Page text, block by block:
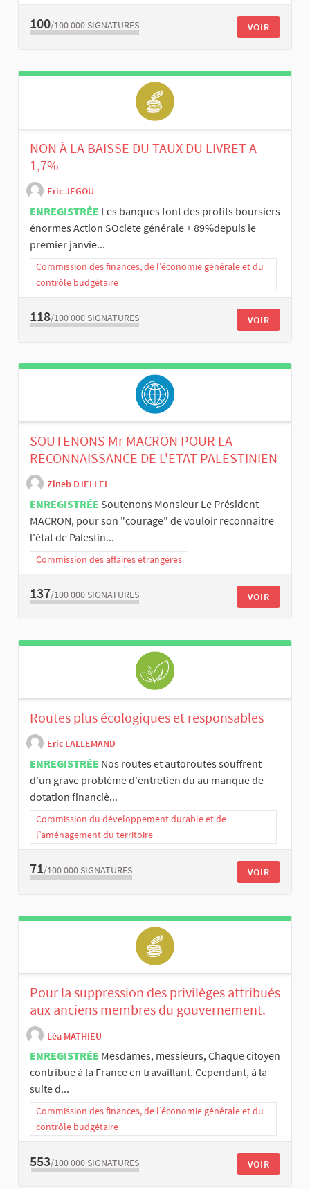
100/100 000 SIGNATURES VOIR
NON À LA BAISSE DU TAUX DU LIVRET A
1,7%
Eric JEGOU
ENREGISTRÉE Les banques font des profits boursiers
énormes Action SOciete générale + 89%depuis le
premier janvie...
Commission des finances, de l’économie générale et du
contrôle budgétaire
118/100 000 SIGNATURES VOIR
SOUTENONS Mr MACRON POUR LA
RECONNAISSANCE DE L'ETAT PALESTINIEN
Zineb DJELLEL
ENREGISTRÉE Soutenons Monsieur Le Président
MACRON, pour son "courage" de vouloir reconnaitre
l'état de Palestin...
Commission des affaires étrangères
137/100 000 SIGNATURES VOIR
Routes plus écologiques et responsables
Eric LALLEMAND
ENREGISTRÉE Nos routes et autoroutes souffrent
d'un grave problème d'entretien du au manque de
dotation financiè...
Commission du développement durable et de
l’aménagement du territoire
71/100 000 SIGNATURES VOIR
Pour la suppression des privilèges attribués
aux anciens membres du gouvernement.
Léa MATHIEU
ENREGISTRÉE Mesdames, messieurs, Chaque citoyen
contribue à la France en travaillant. Cependant, à la
suite d...
Commission des finances, de l’économie générale et du
contrôle budgétaire
553/100 000 SIGNATURES VOIR